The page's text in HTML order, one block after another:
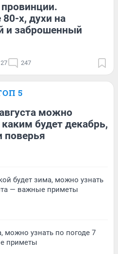
х, духи на
и заброшенный
247
5
можно
будет декабрь,
поверья
будет зима, можно узнать
— важные приметы
можно узнать по погоде 7
приметы